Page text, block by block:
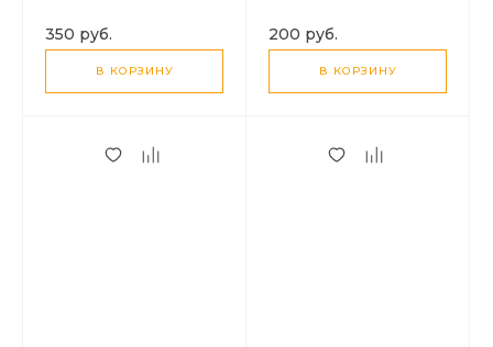
350 руб.
В КОРЗИНУ
200 руб.
В КОРЗИНУ